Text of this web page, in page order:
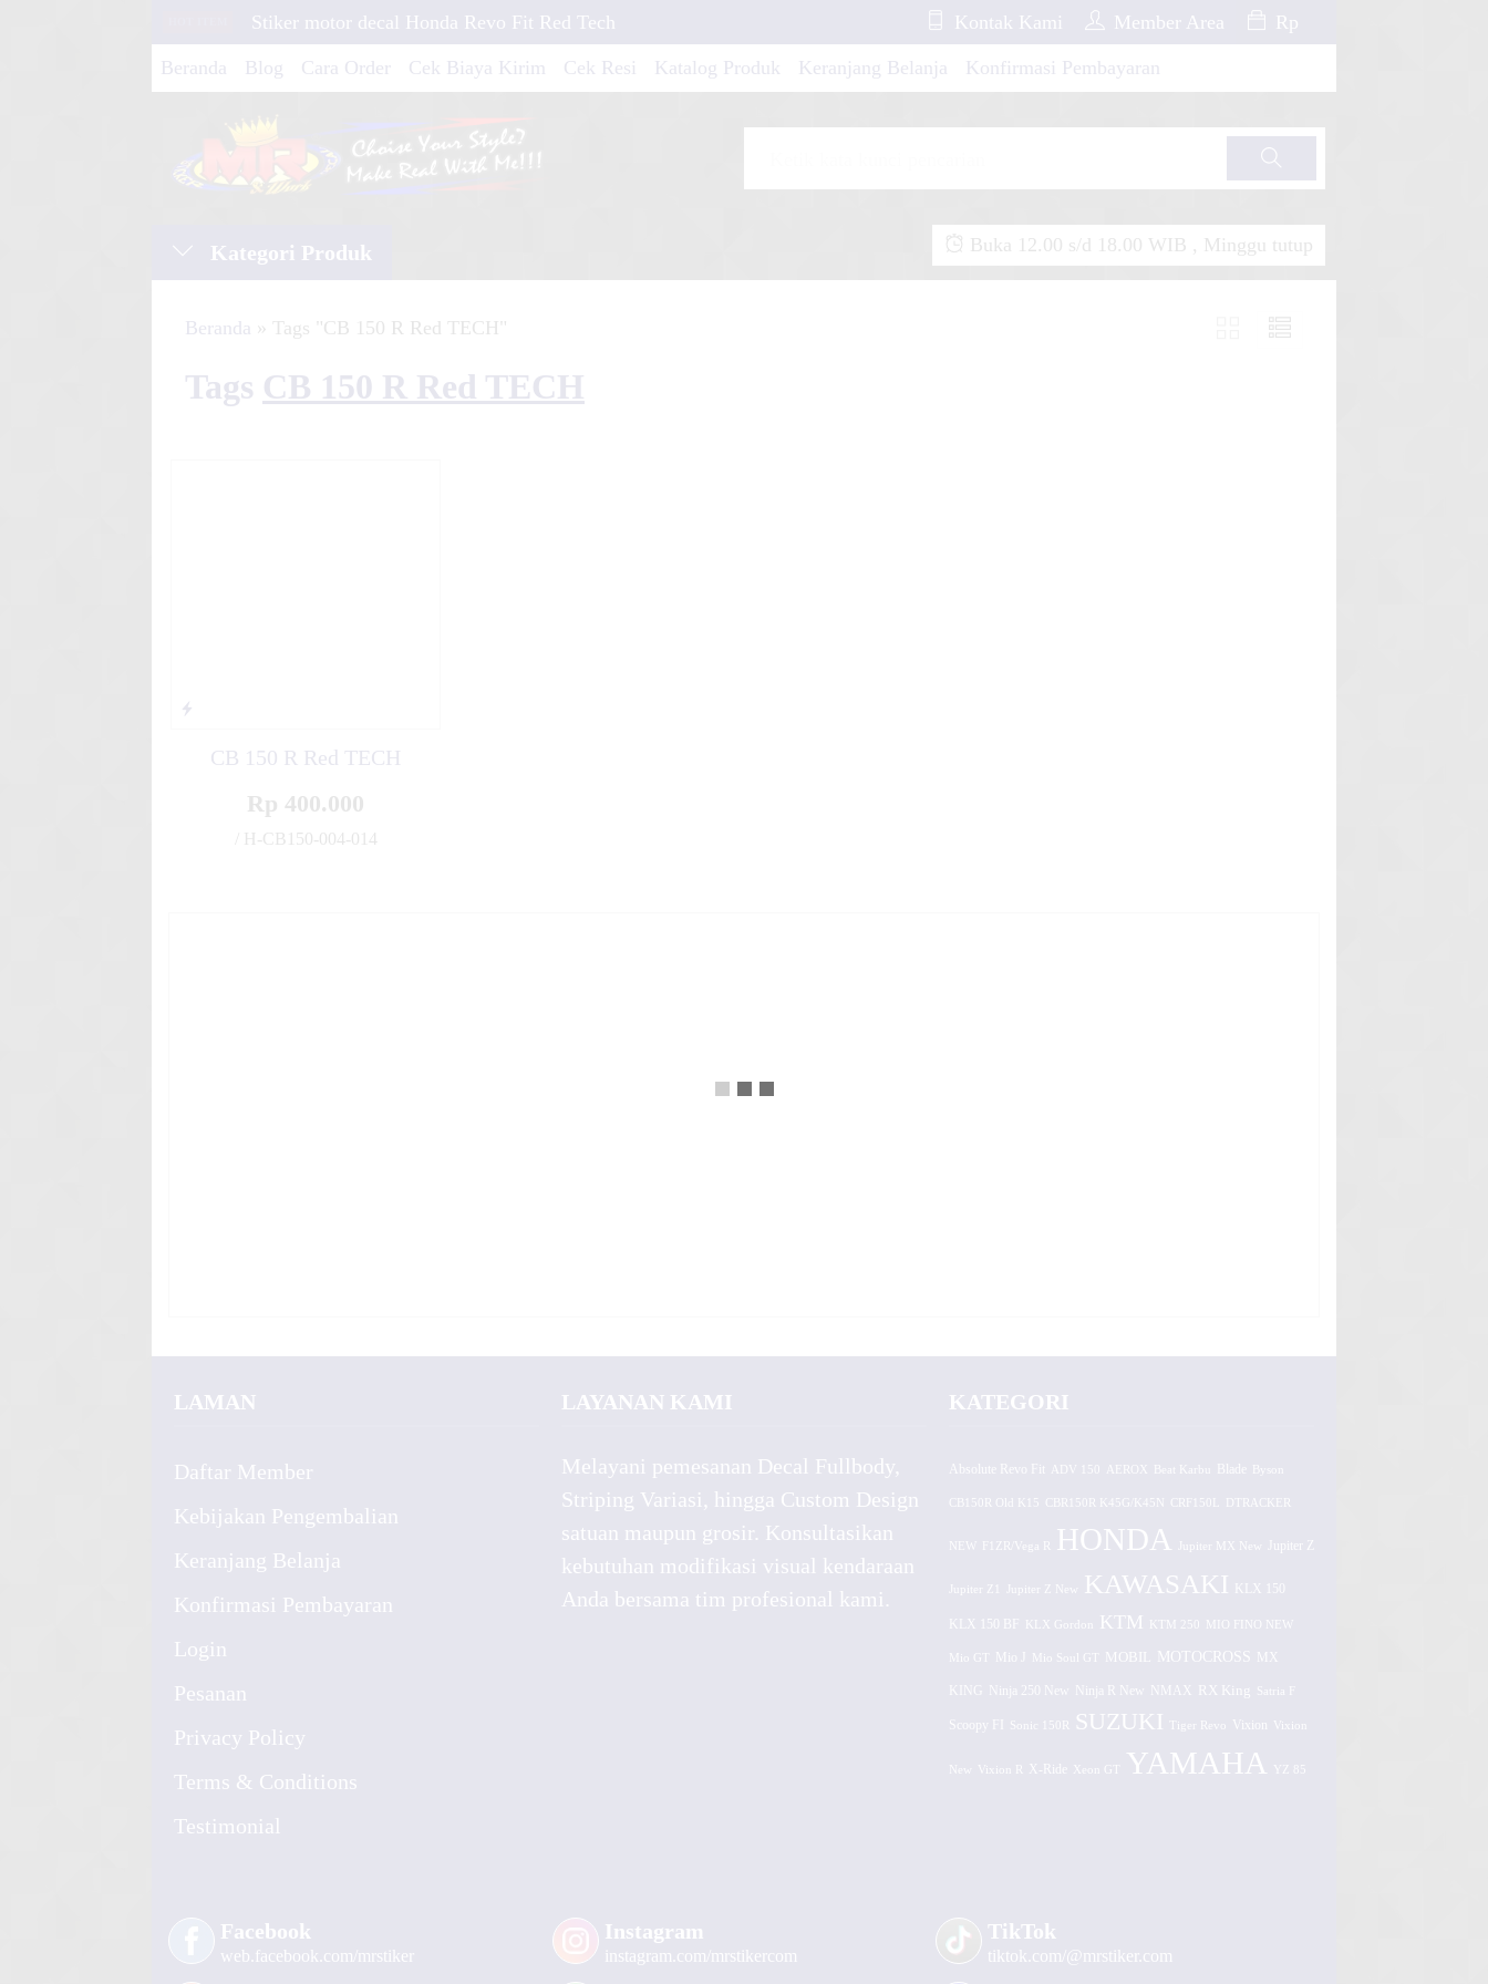
Stiker motor decal Honda Revo Fit Red Tech
Graphic
Road
Line S
Tracker
Stiker motor decal Yamaha Jupiter Z New Red
Kontak Kami Member Area Rp
Beranda Blog Cara Order Cek Biaya Kirim Cek Resi Katalog Produk Keranjang Belanja Konfirmasi Pembayaran
Cari
Kategori Produk Buka 12.00 s/d 18.00 WIB , Minggu tutup
Beranda » Tags "CB 150 R Red TECH"
Tags CB 150 R Red TECH
CB 150 R Red TECH
Rp 400.000
/ H-CB150-004-014
LAMAN
Daftar Member
Kebijakan Pengembalian
Keranjang Belanja
Konfirmasi Pembayaran
Login
Pesanan
Privacy Policy
Terms & Conditions
Testimonial
LAYANAN KAMI
Melayani pemesanan Decal Fullbody,
Striping Variasi, hingga Custom Design
satuan maupun grosir. Konsultasikan
kebutuhan modifikasi visual kendaraan
Anda bersama tim profesional kami.
KATEGORI
Absolute Revo Fit ADV 150 AEROX
CB150R Old K15 CBR150R K45G/K45N CRF150L DTRACKER
NEW F1ZR/Vega R HONDA Jupiter MX New Jupiter Z
Jupiter Z1 Jupiter Z New KAWASAKI KLX 150
KLX 150 BF KLX Gordon KTM KTM 250 MIO FINO NEW
Mio GT Mio J Mio Soul GT MOBIL MOTOCROSS MX
KING Ninja 250 New Ninja R New NMAX RX King Satria F
Scoopy FI Sonic 150R SUZUKI Tiger Revo Vixion Vixion
Vixion R X-Ride Xeon GT YAMAHA YZ 85
Facebook
web.facebook.com/mrstiker
Instagram
instagram.com/mrstikercom
TikTok
tiktok.com/@mrstiker.com